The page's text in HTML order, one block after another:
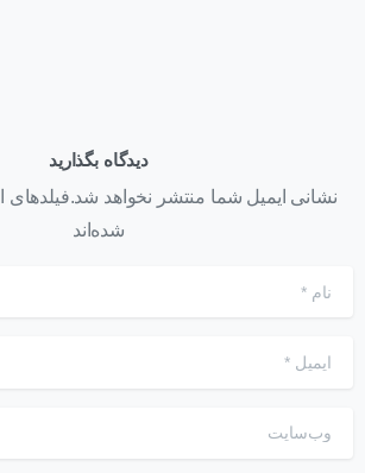
دیدگاه بگذارید
نشانی ایمیل شما منتشر نخواهد
شده‌اند
*
ایمیل
وب‌سایت